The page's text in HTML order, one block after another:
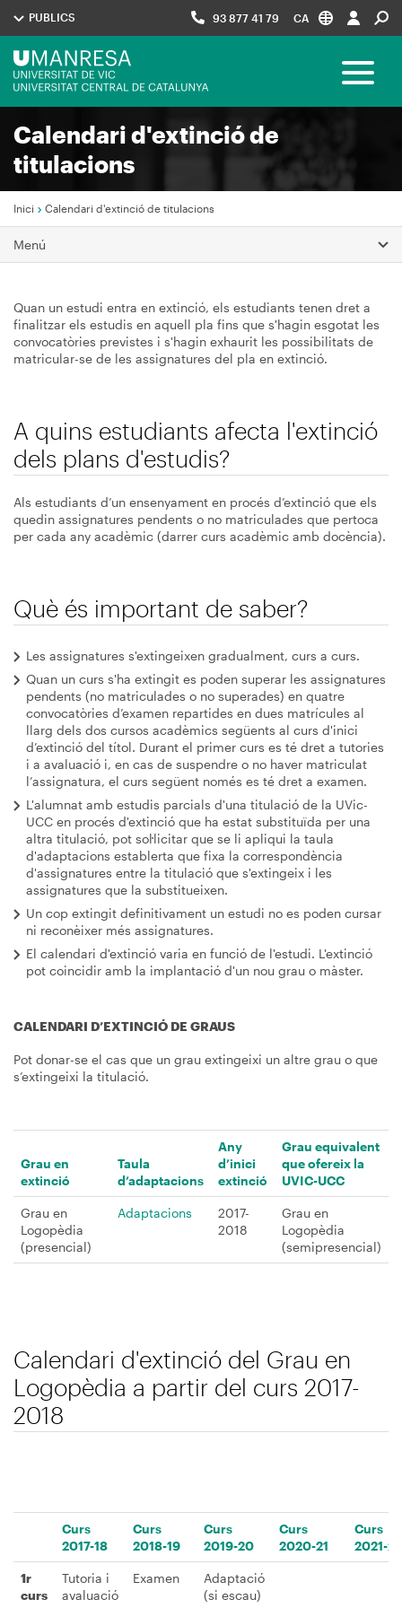
Menú
UManresa
PUBLICS 93 877 41 79 CA
Navegació
principal
Toggle
Calendari d'extinció de
titulacions
Fil
d'Ariadna
Inici Calendari d'extinció de titulacions
Menú
Quan un estudi entra en extinció, els estudiants tenen dret a
finalitzar els estudis en aquell pla fins que s'hagin esgotat les
convocatòries previstes i s'hagin exhaurit les possibilitats de
matricular-se de les assignatures del pla en extinció.
A quins estudiants afecta l'extinció
dels plans d'estudis?
Als estudiants d’un ensenyament en procés d’extinció que els
quedin assignatures pendents o no matriculades que pertoca
per cada any acadèmic (darrer curs acadèmic amb docència).
Què és important de saber?
Les assignatures s'extingeixen gradualment, curs a curs.
Quan un curs s'ha extingit es poden superar les assignatures
pendents (no matriculades o no superades) en quatre
convocatòries d’examen repartides en dues matrícules al
llarg dels dos cursos acadèmics següents al curs d'inici
d’extinció del títol. Durant el primer curs es té dret a tutories
i a avaluació i, en cas de suspendre o no haver matriculat
l’assignatura, el curs següent només es té dret a examen.
L'alumnat amb estudis parcials d'una titulació de la UVic-
UCC en procés d'extinció que ha estat substituïda per una
altra titulació, pot sol·licitar que se li apliqui la taula
d'adaptacions establerta que fixa la correspondència
d'assignatures entre la titulació que s'extingeix i les
assignatures que la substitueixen.
Un cop extingit definitivament un estudi no es poden cursar
ni reconèixer més assignatures.
El calendari d'extinció varia en funció de l'estudi. L'extinció
pot coincidir amb la implantació d'un nou grau o màster.
CALENDARI D’EXTINCIÓ DE GRAUS
Pot donar-se el cas que un grau extingeixi un altre grau o que
s’extingeixi la titulació.
Grau en
extinció
Taula
d’adaptacions
Any
d’inici
extinció
Grau equivalent
que ofereix la
UVIC-UCC
Grau en
Logopèdia
(presencial)
Adaptacions
2017-
2018
Grau en
Logopèdia
(semipresencial)
Calendari d'extinció del Grau en
Logopèdia a partir del curs 2017-
2018
Curs
2017-18
Curs
2018-19
Curs
2019-20
Curs
2020-21
Curs
2021-22
1r
curs
Tutoria i
avaluació
Examen
Adaptació
(si escau)